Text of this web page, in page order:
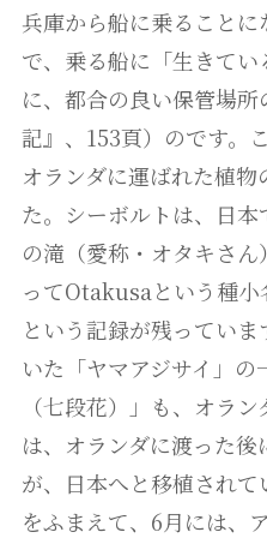
兵庫から船に乗ること
で、乗る船に「生きて
に、都合の良い保管場
記』、153頁）のです。
オランダに運ばれた植
た。シーボルトは、日
の滝（愛称・オタキさ
ってOtakusaという種
という記録が残ってい
いた「ヤマアジサイ」
（七段花）」も、オラ
は、オランダに渡った後
が、日本へと移植され
をふまえて、6月には、